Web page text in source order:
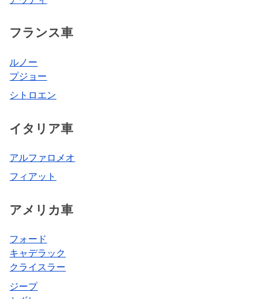
フランス車
ルノー
プジョー
シトロエン
イタリア車
アルファロメオ
フィアット
アメリカ車
フォード
キャデラック
クライスラー
ジープ